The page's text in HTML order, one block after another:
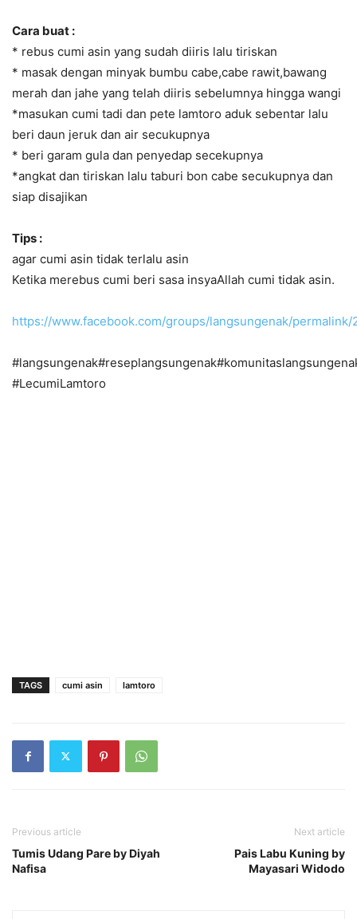
Cara buat :
* rebus cumi asin yang sudah diiris lalu tiriskan
* masak dengan minyak bumbu cabe,cabe rawit,bawang
merah dan jahe yang telah diiris sebelumnya hingga wangi
*masukan cumi tadi dan pete lamtoro aduk sebentar lalu
beri daun jeruk dan air secukupnya
* beri garam gula dan penyedap secekupnya
*angkat dan tiriskan lalu taburi bon cabe secukupnya dan
siap disajikan
Tips :
agar cumi asin tidak terlalu asin
Ketika merebus cumi beri sasa insyaAllah cumi tidak asin.
https://www.facebook.com/groups/langsungenak/permalink/
#LecumiLamtoro
TAGS cumi asin lamtoro
Previous article
Tumis Udang Pare by Diyah
Nafisa
Next article
Pais Labu Kuning by
Mayasari Widodo